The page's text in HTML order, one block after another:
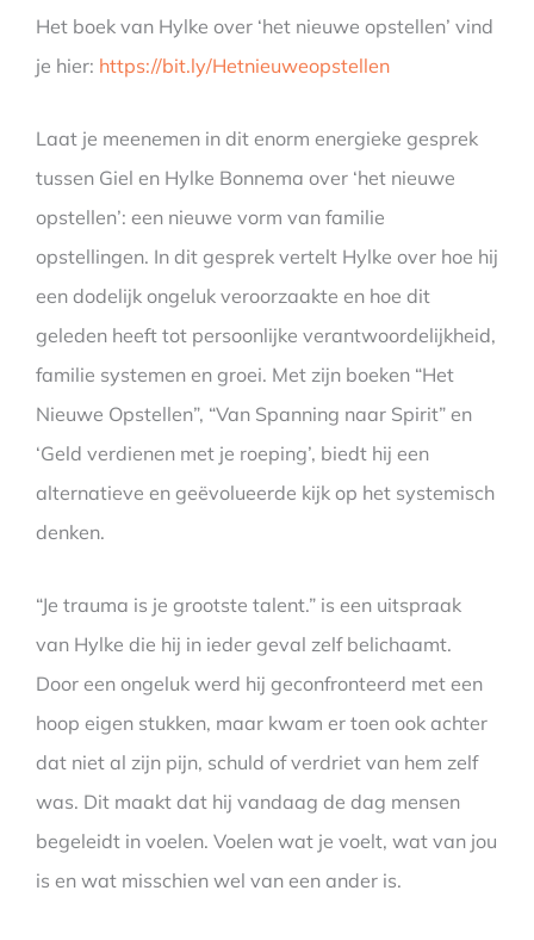
Het boek van Hylke over ‘het nieuwe opstellen’ vind
je hier: https://bit.ly/Hetnieuweopstellen
Laat je meenemen in dit enorm energieke gesprek
tussen Giel en Hylke Bonnema over ‘het nieuwe
opstellen’: een nieuwe vorm van familie
opstellingen. In dit gesprek vertelt Hylke over hoe hij
een dodelijk ongeluk veroorzaakte en hoe dit
geleden heeft tot persoonlijke verantwoordelijkheid,
familie systemen en groei. Met zijn boeken “Het
Nieuwe Opstellen”, “Van Spanning naar Spirit” en
‘Geld verdienen met je roeping’, biedt hij een
alternatieve en geëvolueerde kijk op het systemisch
denken.
“Je trauma is je grootste talent.” is een uitspraak
van Hylke die hij in ieder geval zelf belichaamt.
Door een ongeluk werd hij geconfronteerd met een
hoop eigen stukken, maar kwam er toen ook achter
dat niet al zijn pijn, schuld of verdriet van hem zelf
was. Dit maakt dat hij vandaag de dag mensen
begeleidt in voelen. Voelen wat je voelt, wat van jou
is en wat misschien wel van een ander is.